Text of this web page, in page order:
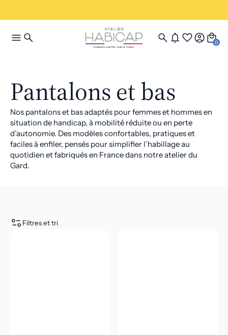
0
Pantalons et bas
Nos pantalons et bas adaptés pour femmes et hommes en
situation de handicap, à mobilité réduite ou en perte
d’autonomie. Des modèles confortables, pratiques et
faciles à enfiler, pensés pour simplifier l’habillage au
quotidien et fabriqués en France dans notre atelier du
Gard.
Filtres et tri